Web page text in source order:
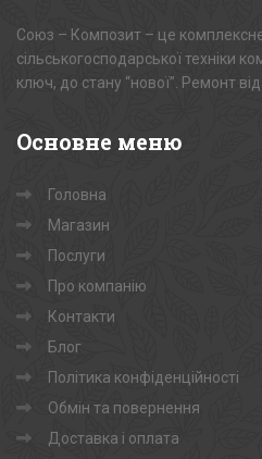
Союз – Композит – це
сільськогосподарської техніки
ключ, до стану “нової”. Ремонт
Основне меню
Головна
Магазин
Послуги
Про компанію
Контакти
Блог
Політика конфіденційності
Обмін та повернення
Доставка і оплата